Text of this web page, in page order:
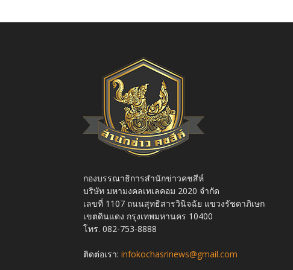
กองบรรณาธิการสำนักข่าวคชสีห์
บริษัท มหามงคลเทเลคอม 2020 จำกัด
เลขที่ 1107 ถนนสุทธิสารวินิจฉัย แขวงรัชดาภิเษก
เขตดินแดง กรุงเทพมหานคร 10400
โทร. 082-753-8888
ติดต่อเรา: infokochasrinews@gmail.com